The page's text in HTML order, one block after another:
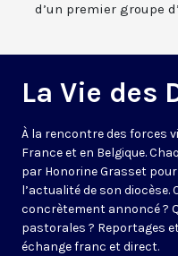
d’un premier groupe
La Vie des
À la rencontre des forces
France et en Belgique.
par Honorine Grasset
l’actualité de son diocèse.
concrètement annoncé ?
pastorales ? Reportages
échange franc et direct.